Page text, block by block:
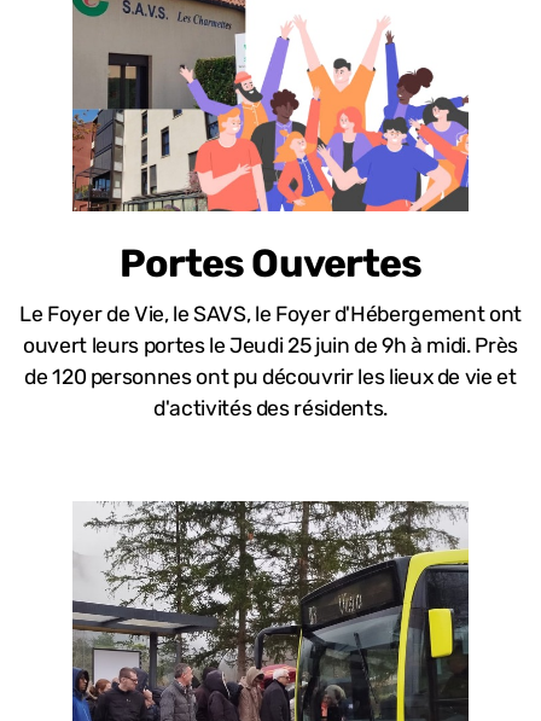
Portes Ouvertes
Le Foyer de Vie, le SAVS, le Foyer d'Hébergement ont
ouvert leurs portes le Jeudi 25 juin de 9h à midi. Près
de 120 personnes ont pu découvrir les lieux de vie et
d'activités des résidents.